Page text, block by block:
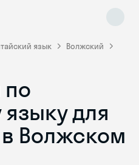
язык
Волжский
по
для
в Волжском